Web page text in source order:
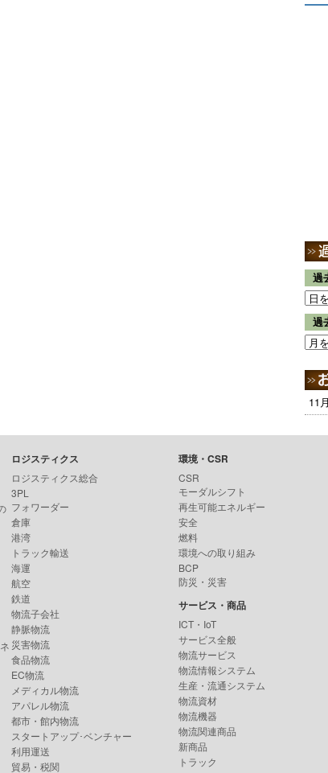
過
過
11
ロジスティクス
ロジスティクス総合
3PL
フォワーダー
倉庫
港湾
トラック輸送
海運
航空
鉄道
物流子会社
静脈物流
災害物流
食品物流
EC物流
メディカル物流
アパレル物流
都市・館内物流
スタートアップ･ベンチャー
利用運送
貿易・税関
環境・CSR
CSR
モーダルシフト
再生可能エネルギー
安全
燃料
環境への取り組み
BCP
防災・災害
サービス・商品
ICT・IoT
サービス全般
物流サービス
物流情報システム
生産・流通システム
物流資材
物流機器
物流関連商品
新商品
トラック